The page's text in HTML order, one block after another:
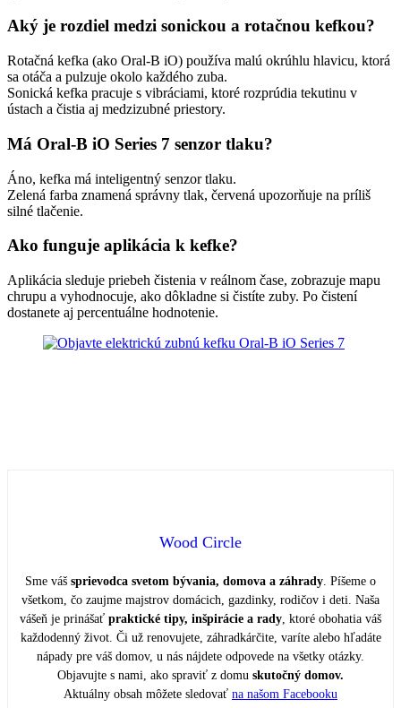
Aký je rozdiel medzi sonickou a rotačnou kefkou?
Rotačná kefka (ako Oral-B iO) používa malú okrúhlu hlavicu, ktorá
sa otáča a pulzuje okolo každého zuba.
Sonická kefka pracuje s vibráciami, ktoré rozprúdia tekutinu v
ústach a čistia aj medzizubné priestory.
Má Oral-B iO Series 7 senzor tlaku?
Áno, kefka má inteligentný senzor tlaku.
Zelená farba znamená správny tlak, červená upozorňuje na príliš
silné tlačenie.
Ako funguje aplikácia k kefke?
Aplikácia sleduje priebeh čistenia v reálnom čase, zobrazuje mapu
chrupu a vyhodnocuje, ako dôkladne si čistíte zuby. Po čistení
dostanete aj percentuálne hodnotenie.
Wood Circle
Sme váš sprievodca svetom bývania, domova a záhrady. Píšeme o
všetkom, čo zaujme majstrov domácich, gazdinky, rodičov i deti. Naša
vášeň je prinášať praktické tipy, inšpirácie a rady, ktoré obohatia váš
každodenný život. Či už renovujete, záhradkárčite, varíte alebo hľadáte
nápady pre váš domov, u nás nájdete odpovede na všetky otázky.
Objavujte s nami, ako spraviť z domu skutočný domov.
Aktuálny obsah môžete sledovať na našom Facebooku